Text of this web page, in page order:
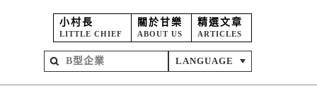
小村長
LITTLE CHIEF
關於甘樂
ABOUT US
精選文章
ARTICLES
LANGUAGE